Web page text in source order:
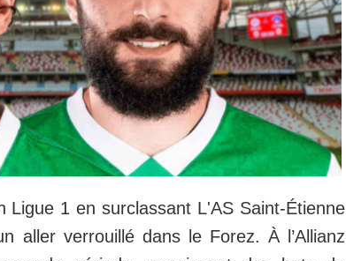
Ligue 1 en surclassant L'AS Saint-Étienne
aller verrouillé dans le Forez. À l’Allianz